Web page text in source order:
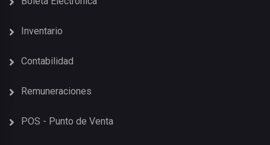
Inventario
Contabilidad
Remuneraciones
POS - Punto de Venta